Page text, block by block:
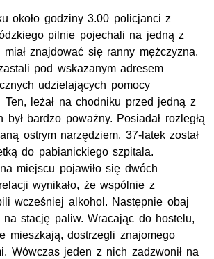
około godziny 3.00 policjanci z
pilnie pojechali na jedną z
znajdować się ranny mężczyzna.
pod wskazanym adresem
udzielających pomocy
Ten, leżał na chodniku przed jedną z
bardzo poważny. Posiadał rozległą
ostrym narzędziem. 37-latek został
do pabianickiego szpitala.
miejscu pojawiło się dwóch
wynikało, że wspólnie z
wcześniej alkohol. Następnie obaj
stację paliw. Wracając do hostelu,
mieszkają, dostrzegli znajomego
Wówczas jeden z nich zadzwonił na